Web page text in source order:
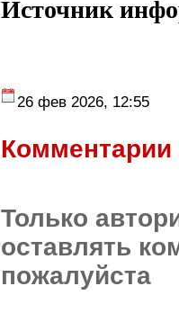
Источник
26 фев 2026, 12:55
Комментарии
Только
оставлять
пожалуйста